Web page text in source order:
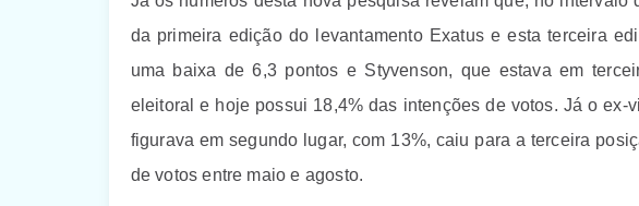
da primeira edição do levantamento Exatus e esta terceira
uma baixa de 6,3 pontos e Styvenson, que estava em
eleitoral e hoje possui 18,4% das intenções de votos. Já o ex-
figurava em segundo lugar, com 13%, caiu para a terceira
de votos entre maio e agosto.